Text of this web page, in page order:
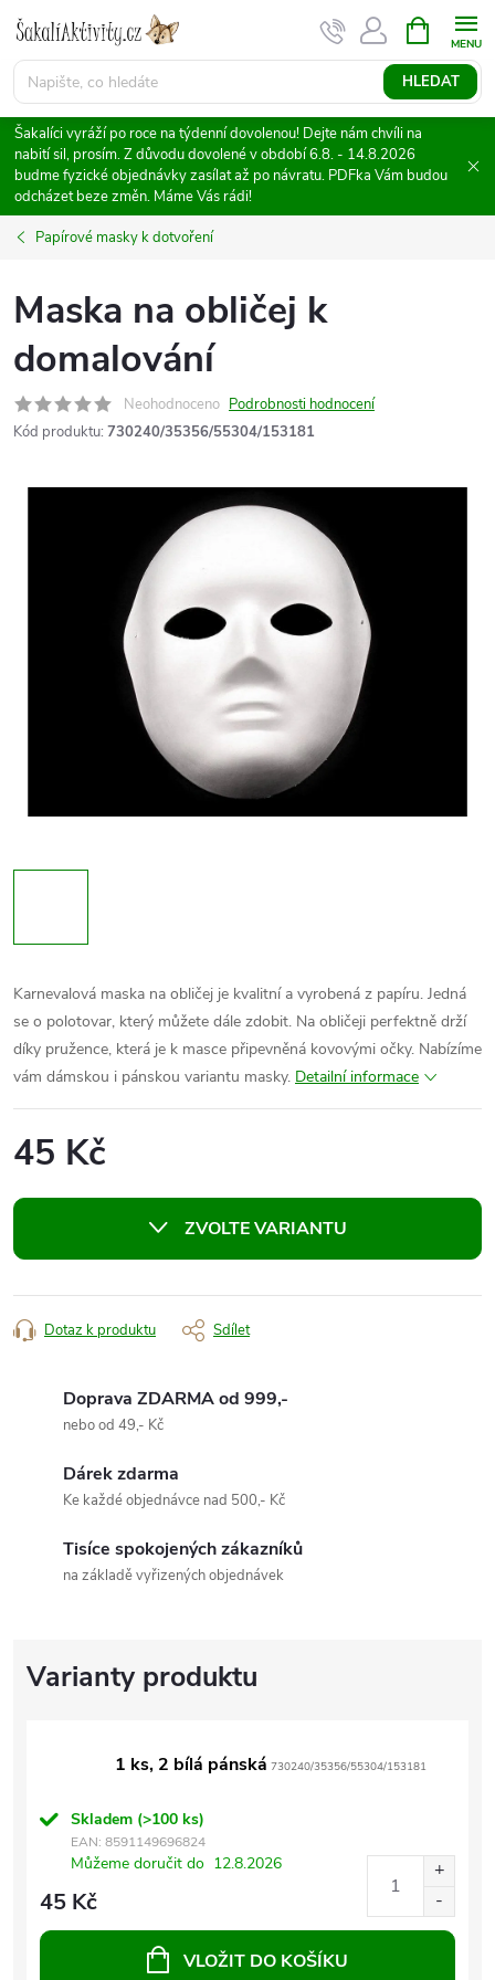
Přejít
obsah
HLEDAT
NÁKUPNÍ
KOŠÍK
Šakalíci vyráží po roce na týdenní dovolenou! Dejte nám chvíli na
nabití sil, prosím. Z důvodu dovolené v období 6.8. - 14.8.2026
budme fyzické objednávky zasílat až po návratu. PDFka Vám budou
odcházet beze změn. Máme Vás rádi!
Papírové masky k dotvoření
Maska na obličej k
domalování
Neohodnoceno Podrobnosti hodnocení
Kód produktu: 730240/35356/55304/153181
Karnevalová maska na obličej je kvalitní a vyrobená z papíru. Jedná
se o polotovar, který můžete dále zdobit. Na obličeji perfektně drží
díky pružence, která je k masce připevněná kovovými očky. Nabízíme
vám dámskou i pánskou variantu masky. Detailní informace
45 Kč
cena:
ZVOLTE VARIANTU
Dotaz k produktu Sdílet
Doprava ZDARMA od 999,-
nebo od 49,- Kč
Dárek zdarma
Ke každé objednávce nad 500,- Kč
Tisíce spokojených zákazníků
na základě vyřizených objednávek
1 ks, 2 bílá pánská 730240/35356/55304/153181
Skladem (>100 ks)
EAN: 8591149696824
Můžeme doručit do 12.8.2026
45 Kč
VLOŽIT DO KOŠÍKU